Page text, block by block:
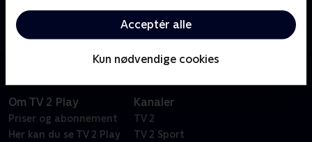
Acceptér alle
Kun nødvendige cookies
og viser, hvordan julen kan blive personlig og varm -
uden at koste for meget.
Om TV 2 Play
Priser og abonnement
Her kan du se TV 2 Play
Kanaler
TV 2
TV 2 Sport